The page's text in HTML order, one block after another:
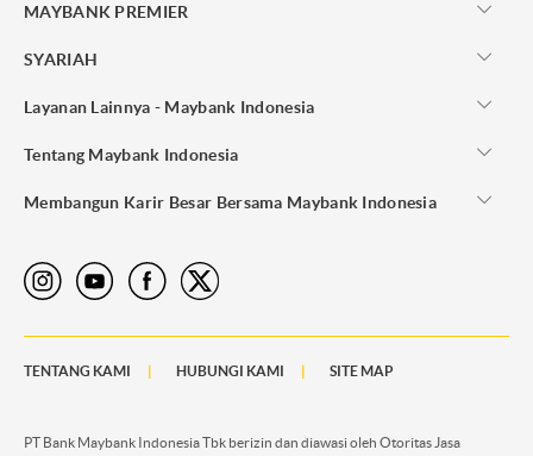
MAYBANK PREMIER
SYARIAH
Layanan Lainnya - Maybank Indonesia
Tentang Maybank Indonesia
Membangun Karir Besar Bersama Maybank Indonesia
TENTANG KAMI HUBUNGI KAMI SITE MAP
PT Bank Maybank Indonesia Tbk berizin dan diawasi oleh Otoritas Jasa